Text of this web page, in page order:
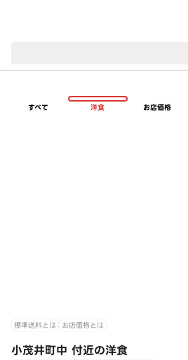
すべて 洋食 お店価格
標準送料とは お店価格とは
小茂井町中 付近の洋食